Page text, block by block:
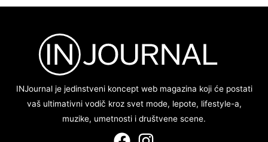
INJournal je jedinstveni koncept web magazina koji će postati
vaš ultimativni vodič kroz svet mode, lepote, lifestyle-a,
muzike, umetnosti i društvene scene.